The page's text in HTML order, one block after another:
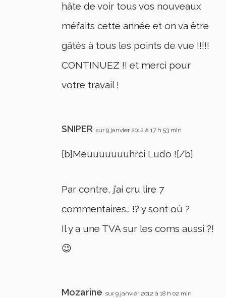
hâte de voir tous vos nouveaux
méfaits cette année et on va être
gâtés à tous les points de vue !!!!!
CONTINUEZ !! et merci pour
votre travail !
SNIPER sur 9 janvier 2012 à 17 h 53 min
[b]Meuuuuuuuhrci Ludo ![/b]
Par contre, j’ai cru lire 7
commentaires… !? y sont où ?
Il y a une TVA sur les coms aussi ?!
😉
Mozarine sur 9 janvier 2012 à 18 h 02 min